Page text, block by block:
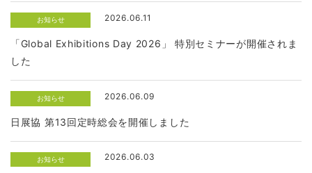
お知らせ 2026.06.11
「Global Exhibitions Day 2026」 特別セミナーが開催されま
した
お知らせ 2026.06.09
日展協 第13回定時総会を開催しました
お知らせ 2026.06.03